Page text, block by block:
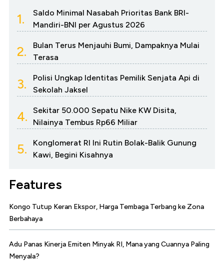
1.
Saldo Minimal Nasabah Prioritas Bank BRI-
Mandiri-BNI per Agustus 2026
2.
Bulan Terus Menjauhi Bumi, Dampaknya Mulai
Terasa
3.
Polisi Ungkap Identitas Pemilik Senjata Api di
Sekolah Jaksel
4.
Sekitar 50.000 Sepatu Nike KW Disita,
Nilainya Tembus Rp66 Miliar
5.
Konglomerat RI Ini Rutin Bolak-Balik Gunung
Kawi, Begini Kisahnya
Features
Kongo Tutup Keran Ekspor, Harga Tembaga Terbang ke Zona
Berbahaya
Adu Panas Kinerja Emiten Minyak RI, Mana yang Cuannya Paling
Menyala?